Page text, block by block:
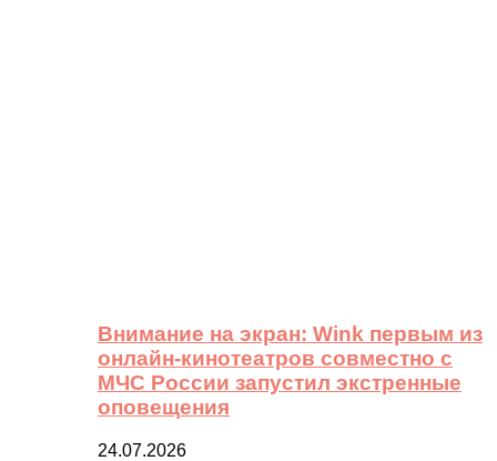
Внимание на экран: Wink первым из
онлайн-кинотеатров совместно с
МЧС России запустил экстренные
оповещения
24.07.2026